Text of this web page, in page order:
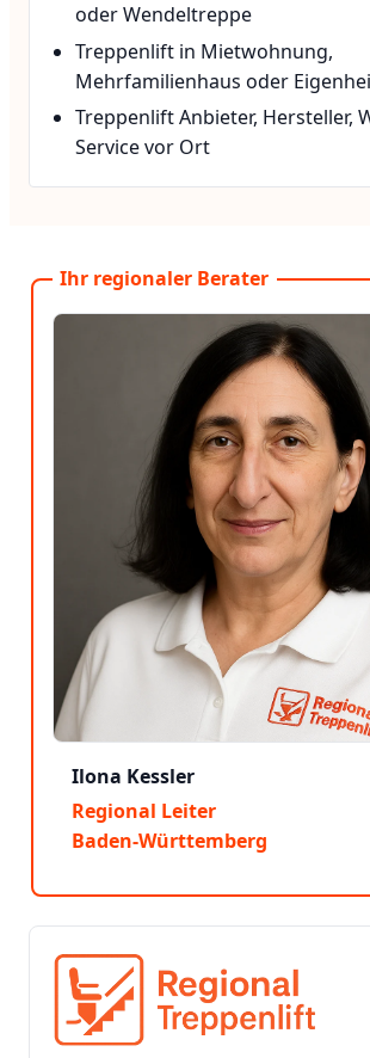
oder Wendeltreppe
Treppenlift in Mietwohnung,
Mehrfamilienhaus oder
Treppenlift Anbieter, Hersteller,
Service vor Ort
Ihr regionaler Berater
Ilona Kessler
Regional Leiter
Baden-Württemberg